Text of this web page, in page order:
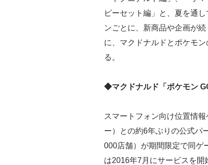
ピーセット編」と、夏を通
ンごとに、新商品や企画が
に、マクドナルドとポケモ
る。
◆マクドナルド「ポケモン
スマートフォン向け位置情
ー）との約6年ぶりの公式パ
000店舗）が期間限定で同ゲ
は2016年7月にサービスを